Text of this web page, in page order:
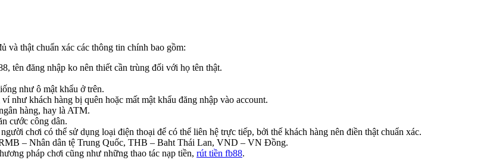
và thật chuẩn xác các thông tin chính bao gồm:
tên đăng nhập ko nên thiết cần trùng đối với họ tên thật.
như ô mật khẩu ở trên.
khách hàng bị quên hoặc mất mật khẩu đăng nhập vào account.
hàng, hay là ATM.
cước công dân.
chơi có thể sử dụng loại điện thoại để có thể liên hệ trực tiếp, bởi thế khách hàng nên điền thật chuẩn xác.
– Nhân dân tệ Trung Quốc, THB – Baht Thái Lan, VND – VN Đồng.
pháp chơi cũng như những thao tác nạp tiền, rút tiền fb88.